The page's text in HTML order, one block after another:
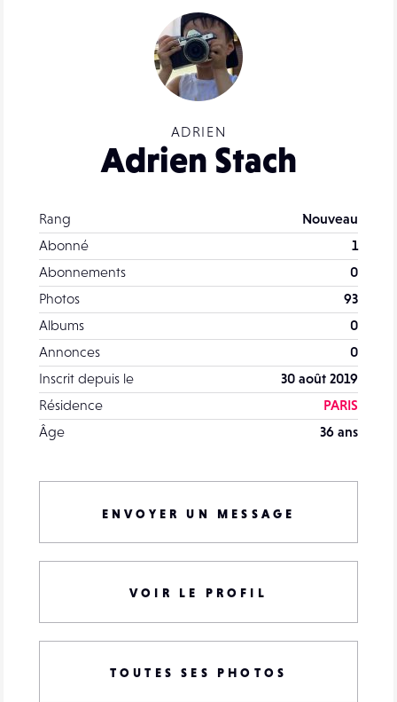
ADRIEN
Adrien Stach
Rang
Nouveau
Abonné
1
Abonnements
0
Photos
93
Albums
0
Annonces
0
Inscrit depuis le
30 août 2019
Résidence
PARIS
Âge
36 ans
ENVOYER UN MESSAGE
VOIR LE PROFIL
TOUTES SES PHOTOS